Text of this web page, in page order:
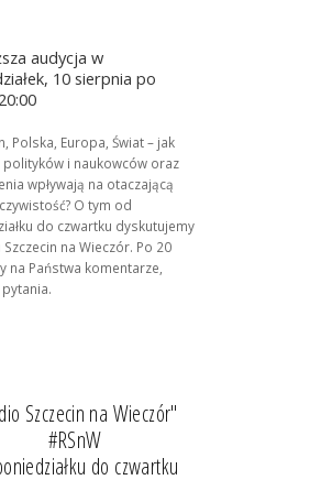
audycja w
10 sierpnia po
Polska, Europa, Świat – jak
polityków i naukowców oraz
wpływają na otaczającą
O tym od
do czwartku dyskutujemy
Szczecin na Wieczór. Po 20
na Państwa komentarze,
Szczecin na Wieczór"
#RSnW
do czwartku